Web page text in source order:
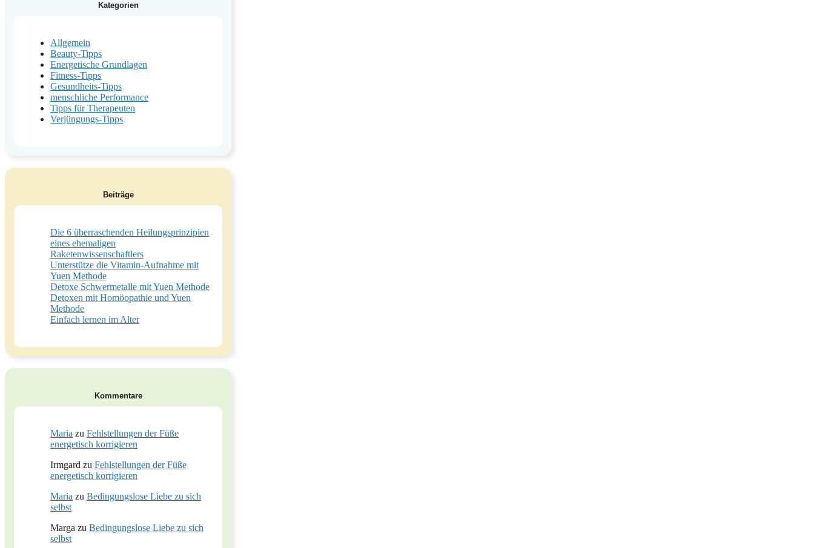
Kategorien
Allgemein
Beauty-Tipps
Energetische Grundlagen
Fitness-Tipps
Gesundheits-Tipps
menschliche Performance
Tipps für Therapeuten
Verjüngungs-Tipps
Beiträge
Die 6 überraschenden Heilungsprinzipien
eines ehemaligen
Raketenwissenschaftlers
Unterstütze die Vitamin-Aufnahme mit
Yuen Methode
Detoxe Schwermetalle mit Yuen Methode
Detoxen mit Homöopathie und Yuen
Methode
Einfach lernen im Alter
Kommentare
Maria zu Fehlstellungen der Füße
energetisch korrigieren
Irmgard zu Fehlstellungen der Füße
energetisch korrigieren
Maria zu Bedingungslose Liebe zu sich
selbst
Marga zu Bedingungslose Liebe zu sich
selbst